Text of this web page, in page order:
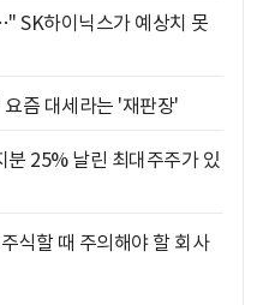
SK하이닉스가 예상치 못
즘 대세라는 '재판장'
25% 날린 최대주주가 있
식할 때 주의해야 할 회사